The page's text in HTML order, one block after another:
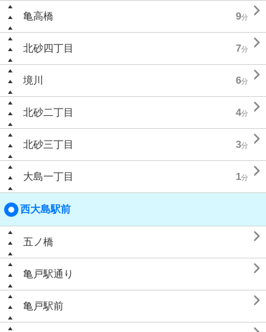
亀高橋 9分 
北砂四丁目 7分 
境川 6分 
北砂二丁目 4分 
北砂三丁目 3分 
大島一丁目 1分 
西大島駅前
五ノ橋 
亀戸駅通り 
亀戸駅前 